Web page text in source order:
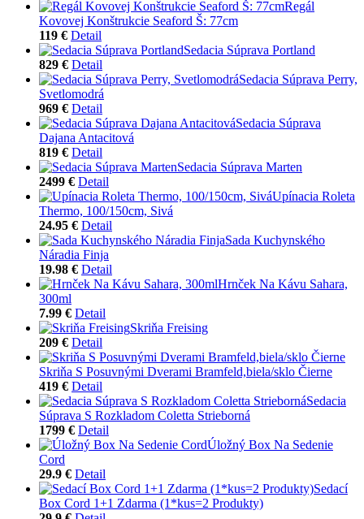
Regál
Kovovej Konštrukcie Seaford Š: 77cm
119 € Detail
Sedacia Súprava Portland
829 € Detail
Sedacia Súprava Perry,
Svetlomodrá
969 € Detail
Sedacia Súprava
Dajana Antacitová
819 € Detail
Sedacia Súprava Marten
2499 € Detail
Upínacia Roleta
Thermo, 100/150cm, Sivá
24.95 € Detail
Sada Kuchynského
Náradia Finja
19.98 € Detail
Hrnček Na Kávu Sahara,
300ml
7.99 € Detail
Skriňa Freising
209 € Detail
Skriňa S Posuvnými Dverami Bramfeld,biela/sklo Čierne
419 € Detail
Sedacia
Súprava S Rozkladom Coletta Strieborná
1799 € Detail
Úložný Box Na Sedenie
Cord
29.9 € Detail
Sedací
Box Cord 1+1 Zdarma (1*kus=2 Produkty)